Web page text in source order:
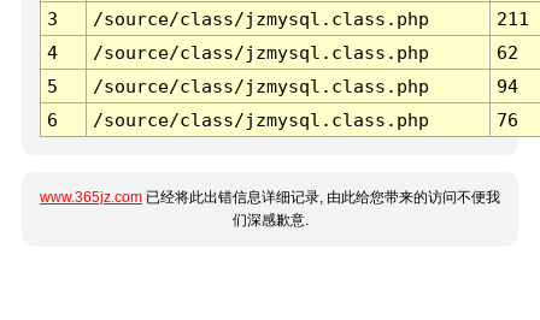
3 /source/class/jzmysql.class.php
211
4
/source/class/jzmysql.class.php
62
5
/source/class/jzmysql.class.php
94
6
/source/class/jzmysql.class.php 76
www.365jz.com 已经将此出错信息详细记录, 由此给您带来的访问不便我
们深感歉意.